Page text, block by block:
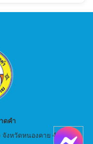
ดคำ
จังหวัดหนองคาย 43000